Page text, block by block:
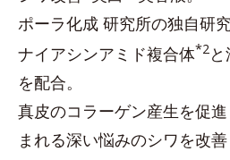
ポーラ化成 研究所の独自研
ナイアシンアミド複合体*2
を配合。
真皮のコラーゲン産生を促
まれる深い悩みのシワを改